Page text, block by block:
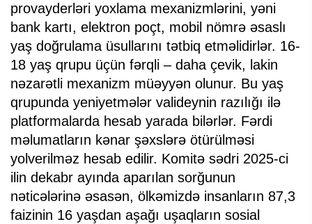
provayderləri yoxlama mexanizmlərini, yəni
bank kartı, elektron poçt, mobil nömrə əsaslı
yaş doğrulama üsullarını tətbiq etməlidirlər. 16-
18 yaş qrupu üçün fərqli – daha çevik, lakin
nəzarətli mexanizm müəyyən olunur. Bu yaş
qrupunda yeniyetmələr valideynin razılığı ilə
platformalarda hesab yarada bilərlər. Fərdi
məlumatların kənar şəxslərə ötürülməsi
yolverilməz hesab edilir. Komitə sədri 2025-ci
ilin dekabr ayında aparılan sorğunun
nəticələrinə əsasən, ölkəmizdə insanların 87,3
faizinin 16 yaşdan aşağı uşaqların sosial